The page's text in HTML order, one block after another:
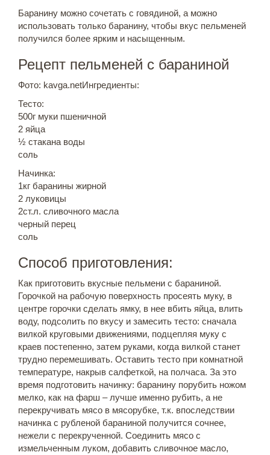
Баранину можно сочетать с говядиной, а можно
использовать только баранину, чтобы вкус пельменей
получился более ярким и насыщенным.
Рецепт пельменей с бараниной
Фото: kavga.netИнгредиенты:
Тесто:
500г муки пшеничной
2 яйца
½ стакана воды
соль
Начинка:
1кг баранины жирной
2 луковицы
2ст.л. сливочного масла
черный перец
соль
Способ приготовления:
Как приготовить вкусные пельмени с бараниной.
Горочкой на рабочую поверхность просеять муку, в
центре горочки сделать ямку, в нее вбить яйца, влить
воду, подсолить по вкусу и замесить тесто: сначала
вилкой круговыми движениями, подцепляя муку с
краев постепенно, затем руками, когда вилкой станет
трудно перемешивать. Оставить тесто при комнатной
температуре, накрыв салфеткой, на полчаса. За это
время подготовить начинку: баранину порубить ножом
мелко, как на фарш – лучше именно рубить, а не
перекручивать мясо в мясорубке, т.к. впоследствии
начинка с рубленой бараниной получится сочнее,
нежели с перекрученной. Соединить мясо с
измельченным луком, добавить сливочное масло,